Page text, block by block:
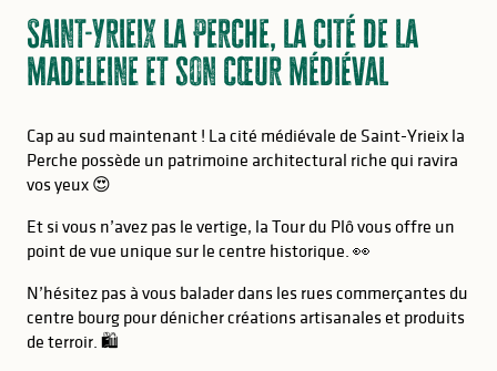
Saint-Yrieix la Perche, la cité de la
madeleine et son cœur médiéval
Cap au sud maintenant ! La cité médiévale de Saint-Yrieix la
Perche possède un patrimoine architectural riche qui ravira
vos yeux 😍
Et si vous n’avez pas le vertige, la Tour du Plô vous offre un
point de vue unique sur le centre historique. 👀
N’hésitez pas à vous balader dans les rues commerçantes du
centre bourg pour dénicher créations artisanales et produits
de terroir. 🛍️